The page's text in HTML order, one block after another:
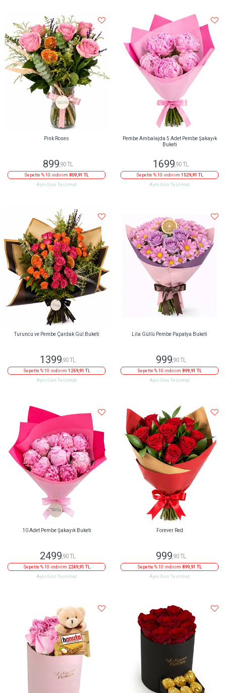
Pink Roses
899,90 TL
Sepette % 10 indirim 809,91 TL
Aynı Gün Teslimat
Pembe Ambalajda 5 Adet Pembe Şakayık
Buketi
1699 ,90 TL
Sepette % 10 indirim 1529,91 TL
Aynı Gün Teslimat
Turuncu ve Pembe Çardak Gül Buketi
1399,90 TL
Sepette % 10 indirim 1259,91 TL
Aynı Gün Teslimat
Lila Güllü Pembe Papatya Buketi
999,90 TL
Sepette % 10 indirim 899,91 TL
Aynı Gün Teslimat
10 Adet Pembe Şakayık Buketi
2499 ,90 TL
Sepette % 10 indirim 2249,91 TL
Aynı Gün Teslimat
Forever Red
999,90 TL
Sepette % 10 indirim 899,91 TL
Aynı Gün Teslimat